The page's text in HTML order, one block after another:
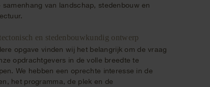
samenhang van landschap, stedenbouw en
en stedenbouwkundig ontwerp
opgave vinden wij het belangrijk om de vraag
opdrachtgevers in de volle breedte te
We hebben een oprechte interesse in de
het programma, de plek en de